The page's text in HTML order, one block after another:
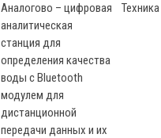
Аналогово – цифровая
аналитическая
станция для
определения качества
воды с Bluetooth
модулем для
дистанционной
передачи данных и их
Техника